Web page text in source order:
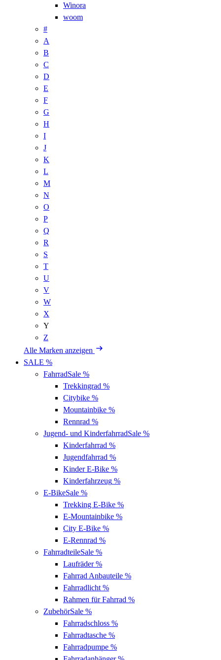
Winora
woom
#
A
B
C
D
E
F
G
H
I
J
K
L
M
N
O
P
Q
R
S
T
U
V
W
X
Y
Z
Alle Marken anzeigen
SALE %
FahrradSale %
Trekkingrad %
Citybike %
Mountainbike %
Rennrad %
Jugend- und KinderfahrradSale %
Kinderfahrrad %
Jugendfahrrad %
Kinder E-Bike %
Kinderfahrzeug %
E-BikeSale %
Trekking E-Bike %
E-Mountainbike %
City E-Bike %
E-Rennrad %
FahrradteileSale %
Laufräder%
Fahrrad Anbauteile %
Fahrradlicht %
Rahmen für Fahrrad %
ZubehörSale %
Fahrradschloss %
Fahrradtasche %
Fahrradpumpe %